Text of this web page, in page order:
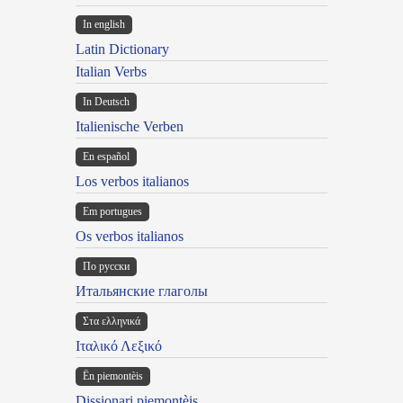
In english
Latin Dictionary
Italian Verbs
In Deutsch
Italienische Verben
En español
Los verbos italianos
Em portugues
Os verbos italianos
По русски
Итальянские глаголы
Στα ελληνικά
Ιταλικό Λεξικό
Ën piemontèis